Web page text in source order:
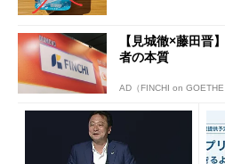
【見城徹×藤田晋
者の本質
AD（FINCHI on GOETHE